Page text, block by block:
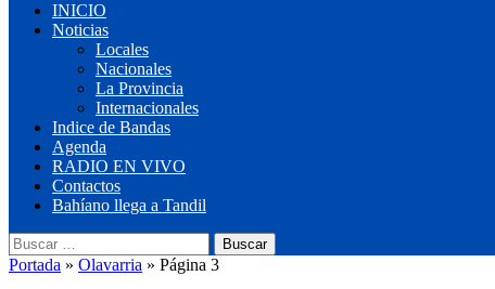
INICIO
Noticias
Locales
Nacionales
La Provincia
Internacionales
Indice de Bandas
Agenda
RADIO EN VIVO
Contactos
Bahíano llega a Tandil
Buscar:
Portada » Olavarria » Página 3